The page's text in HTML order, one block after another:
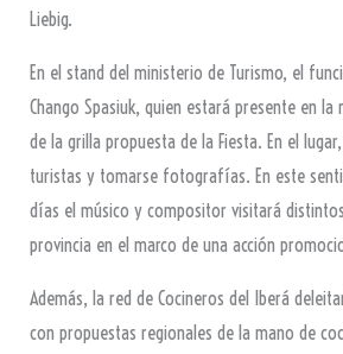
Liebig.
En el stand del ministerio de Turismo, el
Chango Spasiuk, quien estará presente en
de la grilla propuesta de la Fiesta. En el
turistas y tomarse fotografías. En este
días el músico y compositor visitará
provincia en el marco de una acción
Además, la red de Cocineros del Iberá
con propuestas regionales de la mano de